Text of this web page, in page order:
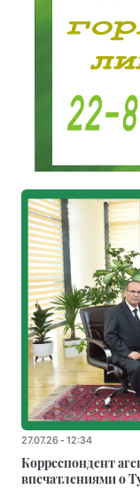
27.07.26 - 12:34
Корреспондент
впечатлениями о